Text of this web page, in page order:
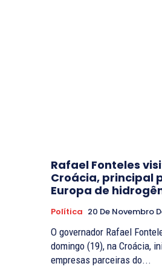
Rafael Fonteles
Croácia, principal
Europa de
Política 20 De Novembro
O governador Rafael
domingo (19), na Croácia,
empresas parceiras do...